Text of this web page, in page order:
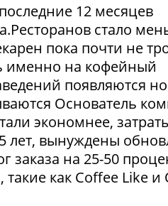
12 месяцев
стало
пока почти не
именно на кофейный
появляются
Основатель
экономнее,
лет, вынуждены
на 25-50
как Coffee Like и